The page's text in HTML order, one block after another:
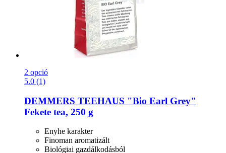
2 opció
5.0 (1)
DEMMERS TEEHAUS "Bio Earl Grey"
Fekete tea, 250 g
Enyhe karakter
Finoman aromatizált
Biológiai gazdálkodásból